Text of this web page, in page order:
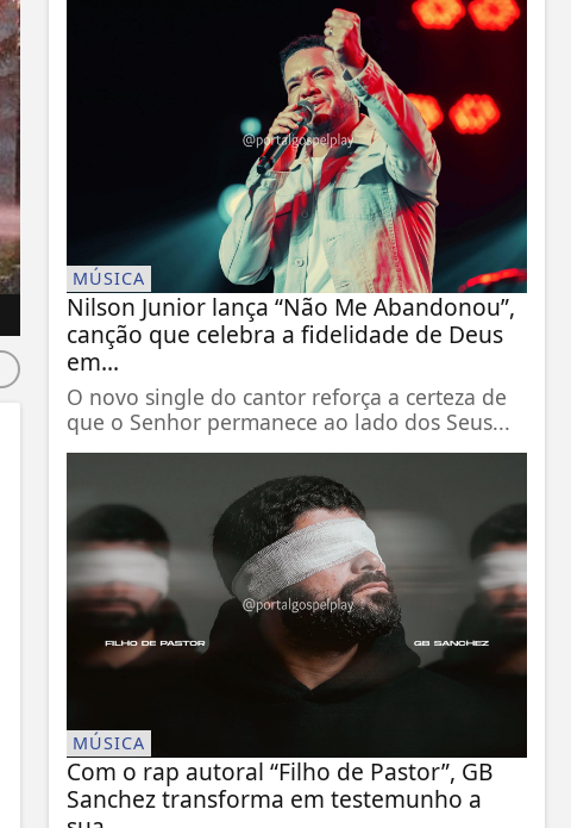
MÚSICA
Nilson Junior lança “Não Me Abandonou”,
canção que celebra a fidelidade de Deus
em...
O novo single do cantor reforça a certeza de
que o Senhor permanece ao lado dos Seus...
MÚSICA
Com o rap autoral “Filho de Pastor”, GB
Sanchez transforma em testemunho a